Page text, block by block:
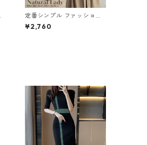
定番シンプル ファッション
半袖 バックリボン 6色展開
ワンピース m-734
¥2,760